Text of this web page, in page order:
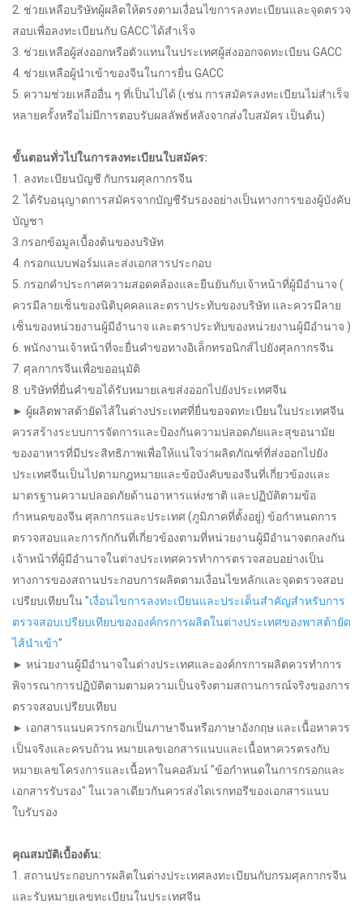
2. ช่วยเหลือบริษัทผู้ผลิตให้ตรงตามเงื่อนไขการลงทะเบียนและจุดตรวจ
สอบเพื่อลงทะเบียนกับ GACC ได้สำเร็จ
3. ช่วยเหลือผู้ส่งออกหรือตัวแทนในประเทศผู้ส่งออกจดทะเบียน GACC
4. ช่วยเหลือผู้นำเข้าของจีนในการยื่น GACC
5. ความช่วยเหลืออื่น ๆ ที่เป็นไปได้ (เช่น การสมัครลงทะเบียนไม่สำเร็จ
หลายครั้งหรือไม่มีการตอบรับผลลัพธ์หลังจากส่งใบสมัคร เป็นต้น)
ขั้นตอนทั่วไปในการลงทะเบียนใบสมัคร:
1. ลงทะเบียนบัญชี กับกรมศุลกากรจีน
2. ได้รับอนุญาตการสมัครจากบัญชีรับรองอย่างเป็นทางการของผู้บังคับ
บัญชา
3.กรอกข้อมูลเบื้องต้นของบริษัท
4. กรอกแบบฟอร์มและส่งเอกสารประกอบ
5. กรอกคำประกาศความสอดคล้องและยืนยันกับเจ้าหน้าที่ผู้มีอำนาจ (
ควรมีลายเซ็นของนิติบุคคลและตราประทับของบริษัท และควรมีลาย
เซ็นของหน่วยงานผู้มีอำนาจ และตราประทับของหน่วยงานผู้มีอำนาจ )
6. พนักงานเจ้าหน้าที่จะยื่นคำขอทางอิเล็กทรอนิกส์ไปยังศุลกากรจีน
7. ศุลกากรจีนเพื่อขออนุมัติ
8. บริษัทที่ยื่นคำขอได้รับหมายเลขส่งออกไปยังประเทศจีน
► ผู้ผลิตพาสต้ายัดไส้ในต่างประเทศที่ยื่นขอจดทะเบียนในประเทศจีน
ควรสร้างระบบการจัดการและป้องกันความปลอดภัยและสุขอนามัย
ของอาหารที่มีประสิทธิภาพเพื่อให้แน่ใจว่าผลิตภัณฑ์ที่ส่งออกไปยัง
ประเทศจีนเป็นไปตามกฎหมายและข้อบังคับของจีนที่เกี่ยวข้องและ
มาตรฐานความปลอดภัยด้านอาหารแห่งชาติ และปฏิบัติตามข้อ
กำหนดของจีน ศุลกากรและประเทศ (ภูมิภาคที่ตั้งอยู่) ข้อกำหนดการ
ตรวจสอบและการกักกันที่เกี่ยวข้องตามที่หน่วยงานผู้มีอำนาจตกลงกัน
เจ้าหน้าที่ผู้มีอำนาจในต่างประเทศควรทำการตรวจสอบอย่างเป็น
ทางการของสถานประกอบการผลิตตามเงื่อนไขหลักและจุดตรวจสอบ
เปรียบเทียบใน "เงื่อนไขการลงทะเบียนและประเด็นสำคัญสำหรับการ
ตรวจสอบเปรียบเทียบขององค์กรการผลิตในต่างประเทศของพาสต้ายัด
ไส้นำเข้า"
► หน่วยงานผู้มีอำนาจในต่างประเทศและองค์กรการผลิตควรทำการ
พิจารณาการปฏิบัติตามตามความเป็นจริงตามสถานการณ์จริงของการ
ตรวจสอบเปรียบเทียบ
► เอกสารแนบควรกรอกเป็นภาษาจีนหรือภาษาอังกฤษ และเนื้อหาควร
เป็นจริงและครบถ้วน หมายเลขเอกสารแนบและเนื้อหาควรตรงกับ
หมายเลขโครงการและเนื้อหาในคอลัมน์ "ข้อกำหนดในการกรอกและ
เอกสารรับรอง" ในเวลาเดียวกันควรส่งไดเรกทอรีของเอกสารแนบ
ใบรับรอง
คุณสมบัติเบื้องต้น:
1. สถานประกอบการผลิตในต่างประเทศลงทะเบียนกับกรมศุลกากรจีน
และรับหมายเลขทะเบียนในประเทศจีน